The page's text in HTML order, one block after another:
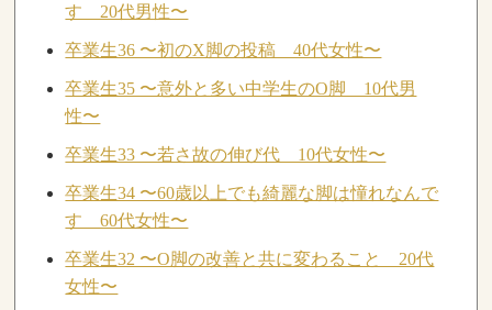
す 20代男性〜
卒業生36 〜初のX脚の投稿 40代女性〜
卒業生35 〜意外と多い中学生のO脚 10代男
性〜
卒業生33 〜若さ故の伸び代 10代女性〜
卒業生34 〜60歳以上でも綺麗な脚は憧れなんで
す 60代女性〜
卒業生32 〜O脚の改善と共に変わること 20代
女性〜